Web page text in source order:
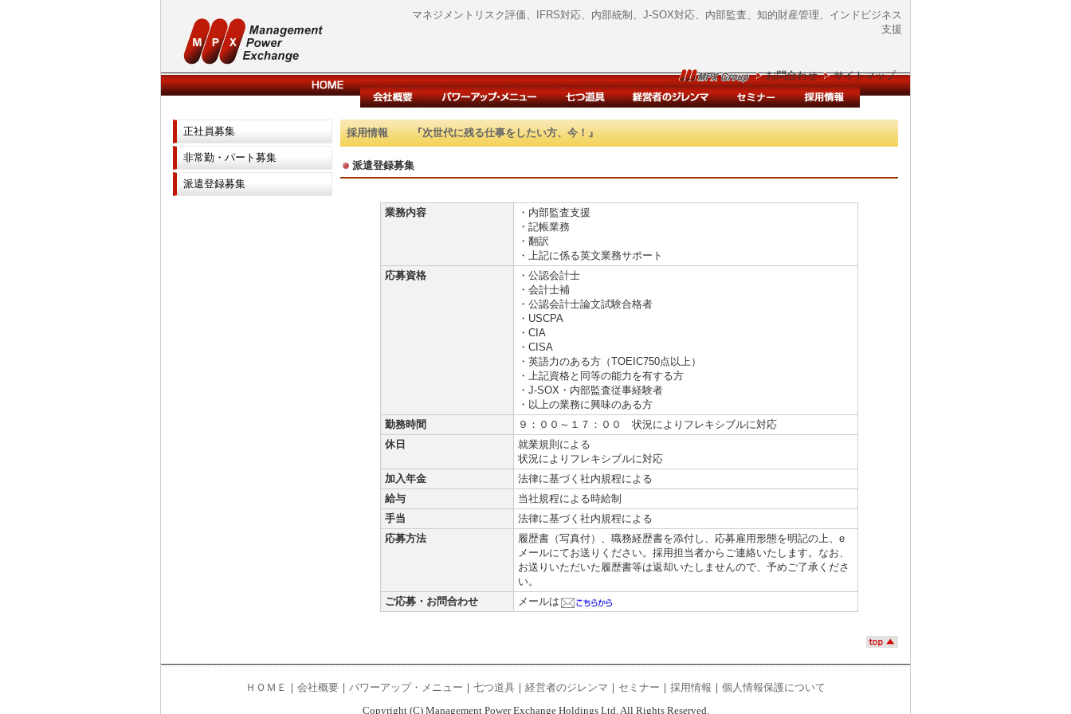
マネジメントリスク評価、IFRS対応、内部統制、J-SOX対応、内部監査、知的財産管理、インドビジネス
支援
お問合わせ サイトマップ
正社員募集
非常勤・パート募集
派遣登録募集
採用情報 『次世代に残る仕事をしたい方、今！』
派遣登録募集
業務内容
・内部監査支援
・記帳業務
・翻訳
・上記に係る英文業務サポート
応募資格
・公認会計士
・会計士補
・公認会計士論文試験合格者
・USCPA
・CIA
・CISA
・英語力のある方（TOEIC750点以上）
・上記資格と同等の能力を有する方
・J-SOX・内部監査従事経験者
・以上の業務に興味のある方
勤務時間
９：００～１７：００ 状況によりフレキシブルに対応
休日
就業規則による
状況によりフレキシブルに対応
加入年金
法律に基づく社内規程による
給与
当社規程による時給制
手当
法律に基づく社内規程による
応募方法
履歴書（写真付）、職務経歴書を添付し、応募雇用形態を明記の上、e
メールにてお送りください。採用担当者からご連絡いたします。なお、
お送りいただいた履歴書等は返却いたしませんので、予めご了承くださ
い。
ご応募・お問合わせ
メールは
ＨＯＭＥ ｜ 会社概要 ｜ パワーアップ・メニュー ｜ 七つ道具 ｜ 経営者のジレンマ ｜ セミナー ｜ 採用情報 ｜ 個人情報保護について
Copyright (C) Management Power Exchange Holdings Ltd. All Rights Reserved.